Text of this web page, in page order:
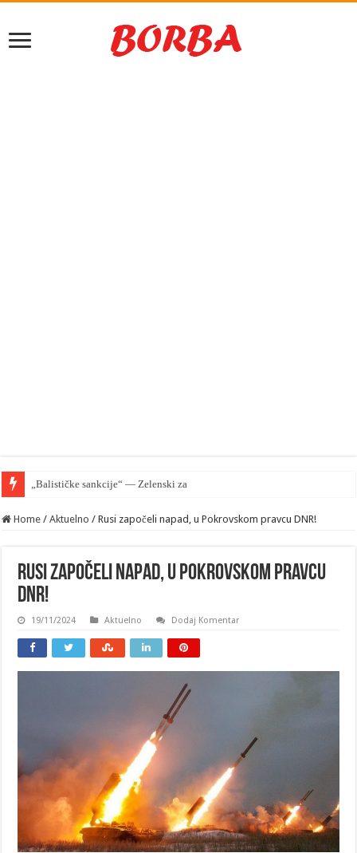
„Balističke sankcije“ — Zelenski zahteva od EU zaštiti
Home / Aktuelno / Rusi započeli napad, u Pokrovskom pravcu DNR!
Rusi započeli napad, u Pokrovskom pravcu
DNR!
19/11/2024 Aktuelno Dodaj Komentar